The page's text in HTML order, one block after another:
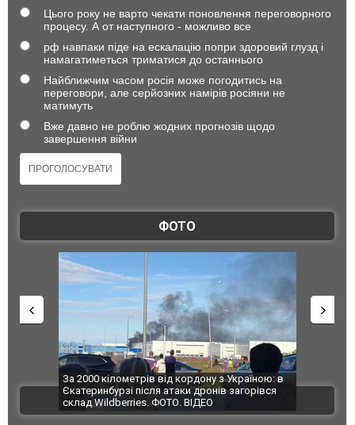
Цього року не варто чекати поновлення переговорного
процесу. А от наступного - можливо все
рф навпаки піде на ескалацію попри здоровий глузд і
намагатиметься триматися до останнього
Найближчим часом росія може погодитись на
переговори, але серйозних намірів росіяни не
матимуть
Вже давно не роблю жодних прогнозів щодо
завершення війни
ФОТО
За 2000 кілометрів від кордону з Україною: в
Єкатеринбурзі після атаки дронів загорівся
склад Wildberries. ФОТО. ВІДЕО
"Мої
ВІДЕО